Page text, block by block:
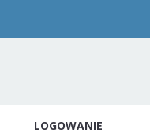
LOGOWANIE